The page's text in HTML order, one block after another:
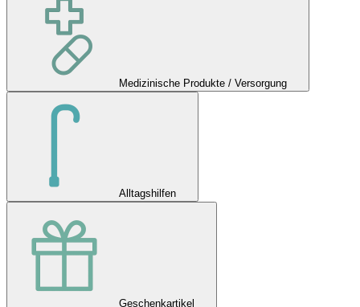
Medizinische Produkte / Versorgung
Alltagshilfen
Geschenkartikel